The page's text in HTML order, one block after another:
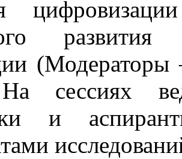
развития
сессиях
и